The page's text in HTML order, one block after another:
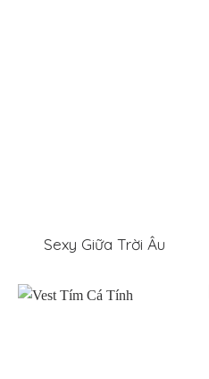
Sexy Giữa Trời Âu